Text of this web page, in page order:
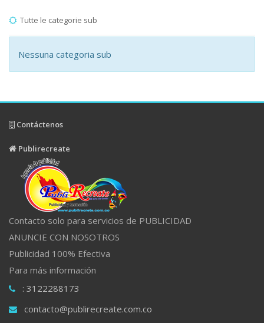
Tutte le categorie sub
Nessuna categoria sub
Contáctenos
Publirecreate
Contacto solo para servicios de PUBLICIDAD
ANUNCIE CON NOSOTROS
Publicidad 100% Efectiva
Para más información
: 3122288173
contacto@publirecreate.com.co